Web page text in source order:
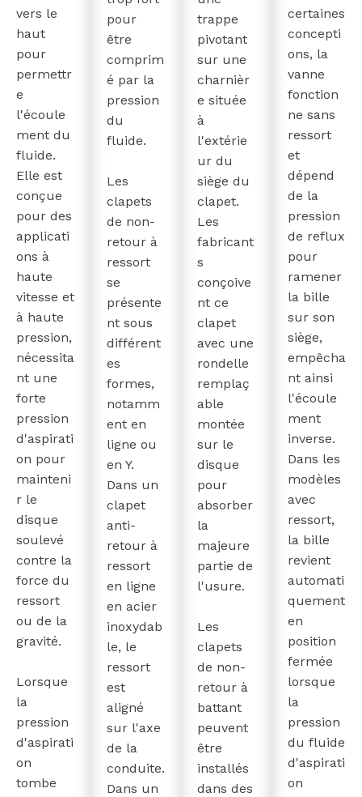
vers le
haut
pour
permettr
e
l'écoule
ment du
fluide.
Elle est
conçue
pour des
applicati
ons à
haute
vitesse et
à haute
pression,
nécessita
nt une
forte
pression
d'aspirati
on pour
mainteni
r le
disque
soulevé
contre la
force du
ressort
ou de la
gravité.
Lorsque
la
pression
d'aspirati
on
tombe
pour
être
comprim
é par la
pression
du
fluide.
Les
clapets
de non-
retour à
ressort
se
présente
nt sous
différent
es
formes,
notamm
ent en
ligne ou
en Y.
Dans un
clapet
anti-
retour à
ressort
en ligne
en acier
inoxydab
le, le
ressort
est
aligné
sur l'axe
de la
conduite.
Dans un
trappe
pivotant
sur une
charnièr
e située
à
l'extérie
ur du
siège du
clapet.
Les
fabricant
s
conçoive
nt ce
clapet
avec une
rondelle
remplaç
able
montée
sur le
disque
pour
absorber
la
majeure
partie de
l'usure.
Les
clapets
de non-
retour à
battant
peuvent
être
installés
dans des
certaines
concepti
ons, la
vanne
fonction
ne sans
ressort
et
dépend
de la
pression
de reflux
pour
ramener
la bille
sur son
siège,
empêcha
nt ainsi
l'écoule
ment
inverse.
Dans les
modèles
avec
ressort,
la bille
revient
automati
quement
en
position
fermée
lorsque
la
pression
du fluide
d'aspirati
on